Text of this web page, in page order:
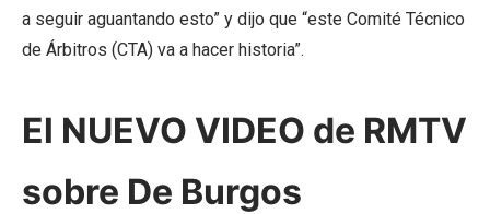
a seguir aguantando esto” y dijo que “este Comité Técnico
de Árbitros (CTA) va a hacer historia”.
El NUEVO VIDEO de RMTV
sobre De Burgos